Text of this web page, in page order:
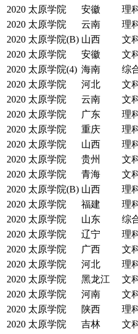
2020 太原学院 安徽 理
2020 太原学院 云南 理
2020 太原学院(B) 山西 文
2020 太原学院 安徽 文
2020 太原学院(4) 海南 综
2020 太原学院 河北 文
2020 太原学院 云南 文
2020 太原学院 广东 理
2020 太原学院 重庆 理
2020 太原学院 山西 理
2020 太原学院 贵州 文
2020 太原学院 青海 文
2020 太原学院(B) 山西 理
2020 太原学院 福建 理
2020 太原学院 山东 综
2020 太原学院 辽宁 理
2020 太原学院 广西 文
2020 太原学院 河北 理
2020 太原学院 黑龙江 文
2020 太原学院 河南 文
2020 太原学院 陕西 理
2020 太原学院 吉林 文